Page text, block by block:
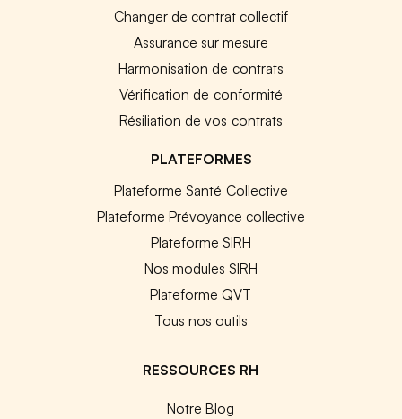
Changer de contrat collectif
Assurance sur mesure
Harmonisation de contrats
Vérification de conformité
Résiliation de vos contrats
PLATEFORMES
Plateforme Santé Collective
Plateforme Prévoyance collective
Plateforme SIRH
Nos modules SIRH
Plateforme QVT
Tous nos outils
RESSOURCES RH
Notre Blog